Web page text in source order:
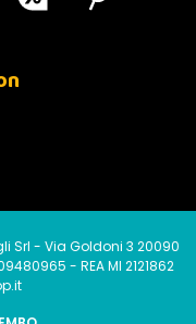
Srl - Via Goldoni 3 20090
- REA MI 2121862